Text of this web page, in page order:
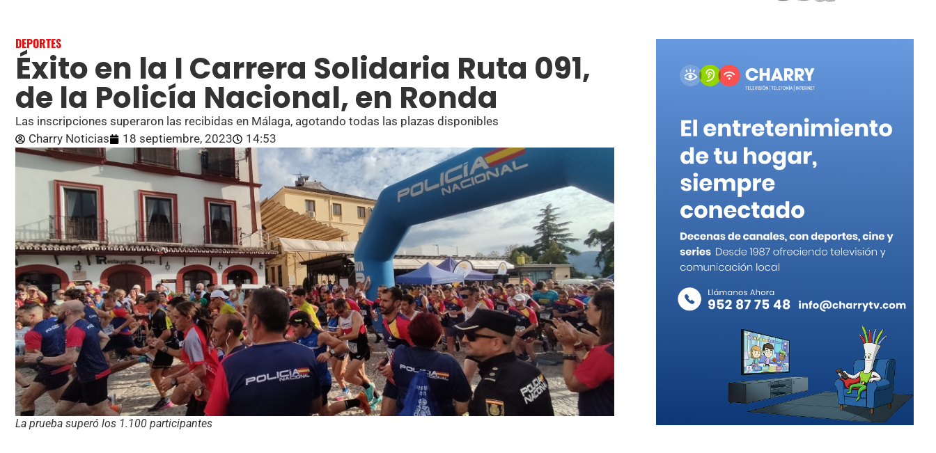
DEPORTES
Éxito en la I Carrera Solidaria Ruta 091,
de la Policía Nacional, en Ronda
Las inscripciones superaron las recibidas en Málaga, agotando todas las plazas disponibles
Charry Noticias
18 septiembre, 2023 14:53
La prueba superó los 1.100 participantes